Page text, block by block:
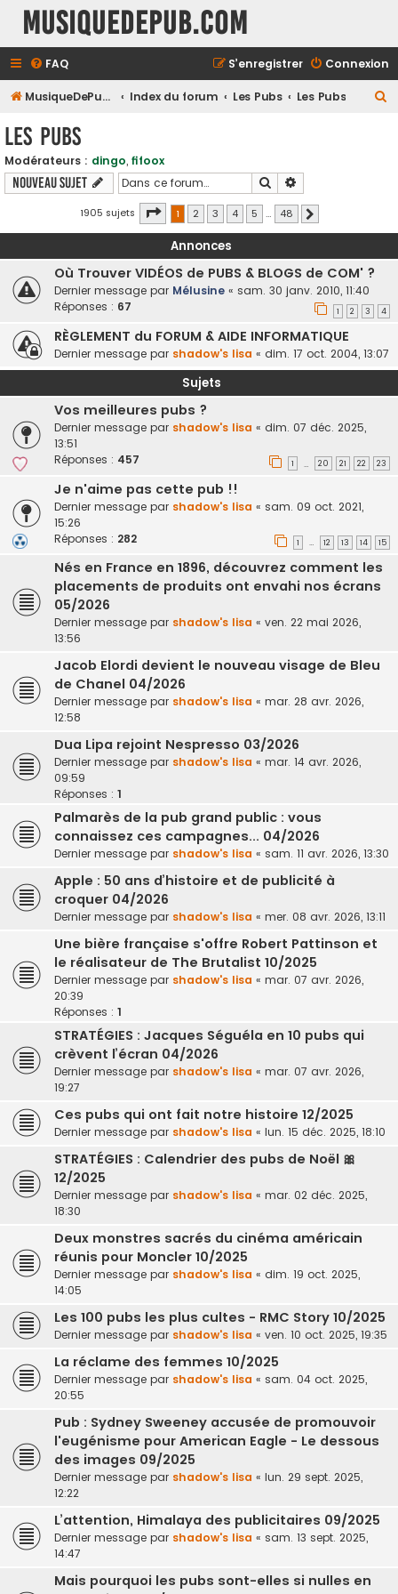
MusiqueDePub.com
FAQ Connexion
S’enregistrer
MusiqueDePub.com Index du forum Les Pubs Les Pubs
c
h
r
Les Pubs
Modérateurs : dingo, fifoox
Nouveau sujet Rechercher
1905 sujets Page 1sur48
1 2 3 4 5 … 48
Annonces
Où Trouver VIDÉOS de PUBS & BLOGS de COM' ?
Dernier message par Mélusine « sam. 30 janv. 2010, 11:40
Réponses : 67 1 2 3 4
RÈGLEMENT du FORUM & AIDE INFORMATIQUE
Dernier message par shadow's lisa « dim. 17 oct. 2004, 13:07
Sujets
Vos meilleures pubs ?
Dernier message par shadow's lisa « dim. 07 déc. 2025,
13:51
Réponses : 457 1 … 20 21 22 23
Je n'aime pas cette pub !!
Dernier message par shadow's lisa « sam. 09 oct. 2021,
15:26
Réponses : 282 1 … 12 13 14 15
Nés en France en 1896, découvrez comment les
placements de produits ont envahi nos écrans
05/2026
Dernier message par shadow's lisa « ven. 22 mai 2026,
13:56
Jacob Elordi devient le nouveau visage de Bleu
de Chanel 04/2026
Dernier message par shadow's lisa « mar. 28 avr. 2026,
12:58
Dua Lipa rejoint Nespresso 03/2026
Dernier message par shadow's lisa « mar. 14 avr. 2026,
09:59
Réponses : 1
Palmarès de la pub grand public : vous
connaissez ces campagnes... 04/2026
Dernier message par shadow's lisa « sam. 11 avr. 2026, 13:30
Apple : 50 ans d’histoire et de publicité à
croquer 04/2026
Dernier message par shadow's lisa « mer. 08 avr. 2026, 13:11
Une bière française s'offre Robert Pattinson et
le réalisateur de The Brutalist 10/2025
Dernier message par shadow's lisa « mar. 07 avr. 2026,
20:39
Réponses : 1
STRATÉGIES : Jacques Séguéla en 10 pubs qui
crèvent l’écran 04/2026
Dernier message par shadow's lisa « mar. 07 avr. 2026,
19:27
Ces pubs qui ont fait notre histoire 12/2025
Dernier message par shadow's lisa « lun. 15 déc. 2025, 18:10
STRATÉGIES : Calendrier des pubs de Noël 🎀
12/2025
Dernier message par shadow's lisa « mar. 02 déc. 2025,
18:30
Deux monstres sacrés du cinéma américain
réunis pour Moncler 10/2025
Dernier message par shadow's lisa « dim. 19 oct. 2025,
14:05
Les 100 pubs les plus cultes - RMC Story 10/2025
Dernier message par shadow's lisa « ven. 10 oct. 2025, 19:35
La réclame des femmes 10/2025
Dernier message par shadow's lisa « sam. 04 oct. 2025,
20:55
Pub : Sydney Sweeney accusée de promouvoir
l'eugénisme pour American Eagle - Le dessous
des images 09/2025
Dernier message par shadow's lisa « lun. 29 sept. 2025,
12:22
L’attention, Himalaya des publicitaires 09/2025
Dernier message par shadow's lisa « sam. 13 sept. 2025,
14:47
Mais pourquoi les pubs sont-elles si nulles en